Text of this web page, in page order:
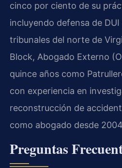
cinco por ciento de su
incluyendo defensa de
tribunales del norte de
Block, Abogado Externo
quince años como
con experiencia en
reconstrucción de
como abogado desde
Preguntas